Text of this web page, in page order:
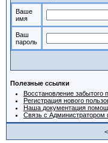
Ваше
имя
Ваш
пароль
Полезные ссылки
Восстановление забытого
Регистрация нового
Наша документация
Связь с
<